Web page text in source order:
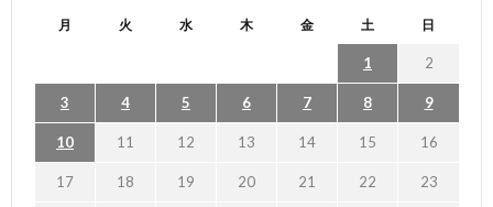
月 火 水 木 金 土 日
1 2
3 4 5 6 7 8 9
10 11 12 13 14 15 16
17 18 19 20 21 22 23